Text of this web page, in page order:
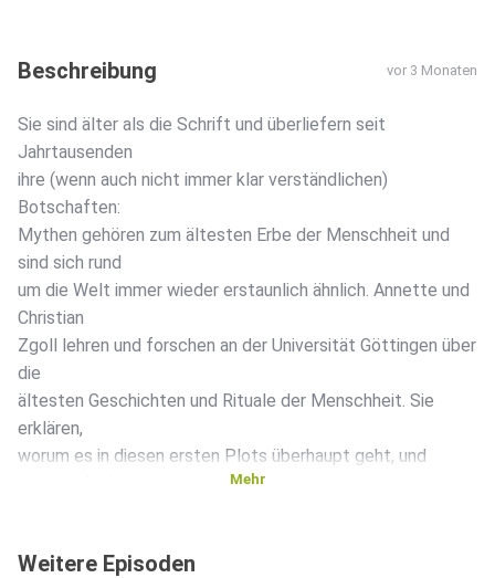
Beschreibung vor 3 Monaten
Sie sind älter als die Schrift und überliefern seit
Jahrtausenden
ihre (wenn auch nicht immer klar verständlichen)
Botschaften:
Mythen gehören zum ältesten Erbe der Menschheit und
sind sich rund
um die Welt immer wieder erstaunlich ähnlich. Annette und
Christian
Zgoll lehren und forschen an der Universität Göttingen über
die
ältesten Geschichten und Rituale der Menschheit. Sie
erklären,
worum es in diesen ersten Plots überhaupt geht, und
Mehr
Weitere Episoden